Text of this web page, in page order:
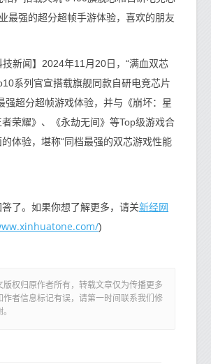
最强的超分超帧手游体验，喜欢的朋友
闻】2024年11月20日，“满血双芯
系列官宣搭载旗舰同款自研电竞芯片
强超分超帧游戏体验，并与《崩坏：星
荣耀》、《永劫无间》等Top级游戏合
体验，堪称“同档最强的双芯游戏性能
了。如果你想了解更多，请关新经网
)
版权归原作者所有，转载文章仅为传播更多
作者信息标记有误，请第一时间联系我们修